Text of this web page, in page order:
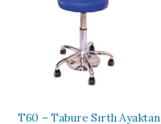
T60 – Tabure Sırtlı Ayaktan